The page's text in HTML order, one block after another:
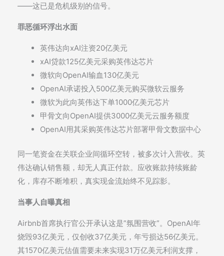
——这已是危机级别的信号。
罪恶循环浮出水面
英伟达向xAI注资20亿美元
xAI贷款125亿美元采购英伟达芯片
微软向OpenAI输血130亿美元
OpenAI承诺投入500亿美元购买微软云服务
微软为此向英伟达下单1000亿美元芯片
甲骨文向OpenAI提供3000亿美元云服务额度
OpenAI用其采购英伟达芯片部署甲骨文数据中心
同一笔资金在关联企业间循环空转，被多次计入营收。英
伟达确认销售额，却无人真正付款。应收账款持续账龄
化，库存不断堆积，真实现金流始终不见踪影。
当事人自曝真相
Airbnb首席执行官公开承认这是”氛围营收”。OpenAI年
烧毁93亿美元，仅创收37亿美元，年亏损达56亿美元。
其1570亿美元估值需要未来实现31万亿美元利润支撑，